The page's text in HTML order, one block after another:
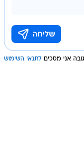
אני מסכים לתנאי השימוש